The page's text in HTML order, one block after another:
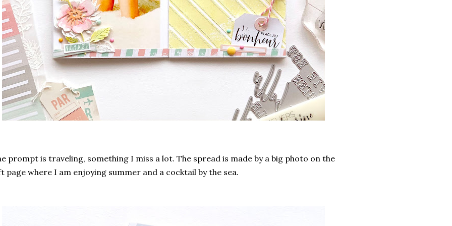
prompt is traveling, something I miss a lot. The spread is made by a big photo on the
page where I am enjoying summer and a cocktail by the sea.